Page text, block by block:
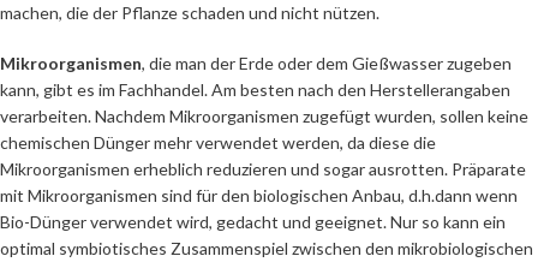
machen, die der Pflanze schaden und nicht nützen.
Mikroorganismen, die man der Erde oder dem Gießwasser zugeben
kann, gibt es im Fachhandel. Am besten nach den Herstellerangaben
verarbeiten. Nachdem Mikroorganismen zugefügt wurden, sollen keine
chemischen Dünger mehr verwendet werden, da diese die
Mikroorganismen erheblich reduzieren und sogar ausrotten. Präparate
mit Mikroorganismen sind für den biologischen Anbau, d.h.dann wenn
Bio-Dünger verwendet wird, gedacht und geeignet. Nur so kann ein
optimal symbiotisches Zusammenspiel zwischen den mikrobiologischen